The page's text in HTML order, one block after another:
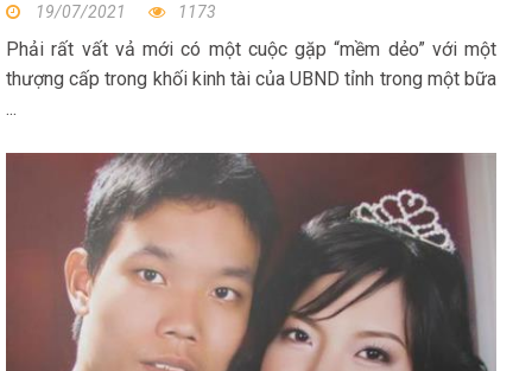
19/07/2021 1173
Phải rất vất vả mới có một cuộc gặp “mềm dẻo” với một
thượng cấp trong khối kinh tài của UBND tỉnh trong một bữa
...